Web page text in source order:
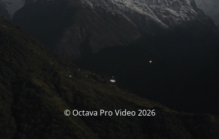
© Octava Pro Video 2026